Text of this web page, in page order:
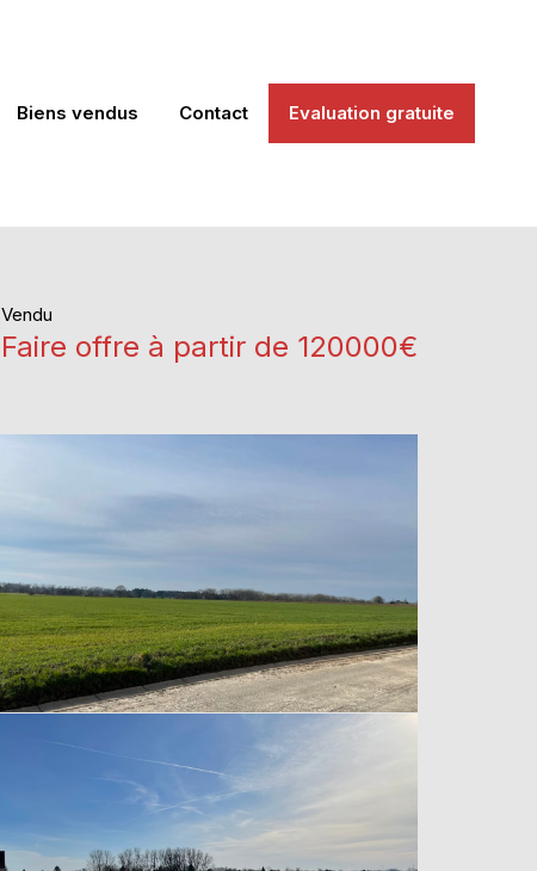
Biens vendus Contact Evaluation gratuite
Vendu
Faire offre à partir de 120000€